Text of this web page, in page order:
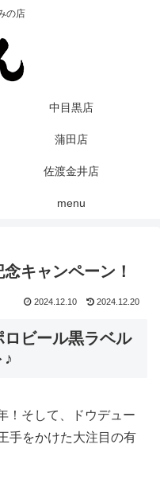
の店
中目黒店
蒲田店
佐渡金井店
menu
キャンペーン！
2024.12.10 2024.12.20
ビール黒ラベル
！そして、ドウデュー
手をかけた大注目の有